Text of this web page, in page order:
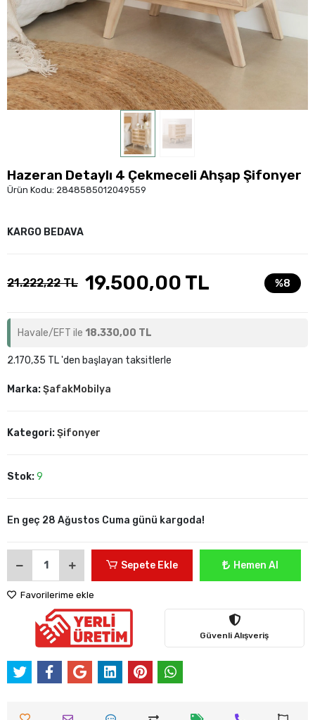
Hazeran Detaylı 4 Çekmeceli Ahşap Şifonyer
Ürün Kodu: 2848585012049559
KARGO BEDAVA
21.222,22 TL 19.500,00 TL %8
Havale/EFT ile 18.330,00 TL
2.170,35 TL 'den başlayan taksitlerle
Marka:ŞafakMobilya
Kategori:Şifonyer
Stok:9
En geç 28 Ağustos Cuma günü kargoda!
Sepete Ekle Hemen Al
Favorilerime ekle
Güvenli Alışveriş